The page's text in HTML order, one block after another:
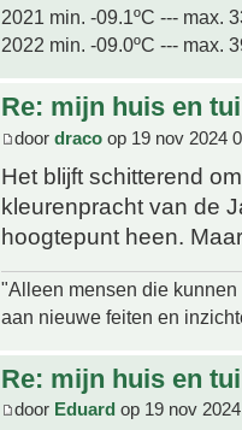
2021 min. -09.1ºC --- max.
2022 min. -09.0ºC --- max.
Re: mijn huis en
door draco op 19 nov 2024
Het blijft schitterend
kleurenpracht van de
hoogtepunt heen.
"Alleen mensen die
aan nieuwe feiten en
Re: mijn huis en
door Eduard op 19 nov